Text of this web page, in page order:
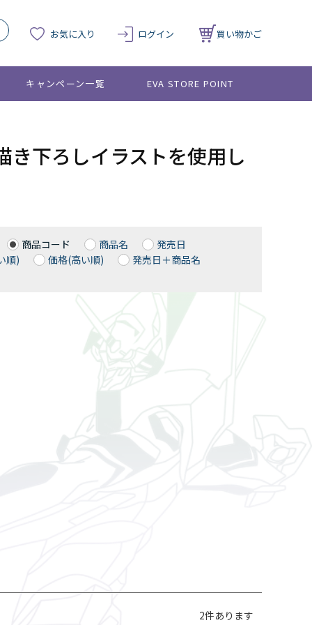
お気に入り ログイン 買い物かご
キャンペーン一覧 EVA STORE POINT
き下ろしイラストを使用し
商品コード 商品名
発売日
順)
価格(高い順) 発売日＋商品名
2件あります